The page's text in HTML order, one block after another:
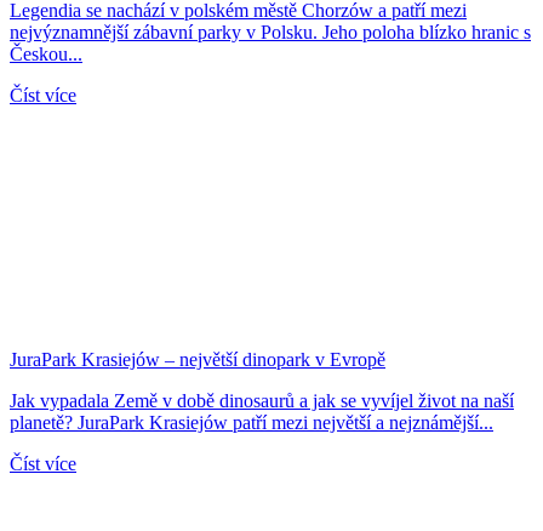
Legendia se nachází v polském městě Chorzów a patří mezi
nejvýznamnější zábavní parky v Polsku. Jeho poloha blízko hranic s
Českou...
Číst více
JuraPark Krasiejów – největší dinopark v Evropě
Jak vypadala Země v době dinosaurů a jak se vyvíjel život na naší
planetě? JuraPark Krasiejów patří mezi největší a nejznámější...
Číst více